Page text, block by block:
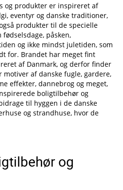
og produkter er inspireret af
eventyr og danske traditioner,
produkter til de specielle
påsken,
og ikke mindst juletiden, som
for. Brandet har meget fint
af Danmark, og derfor finder
af danske fugle, gardere,
effekter, dannebrog og meget,
boligtilbehør og
til hyggen i de danske
og strandhuse, hvor de
og